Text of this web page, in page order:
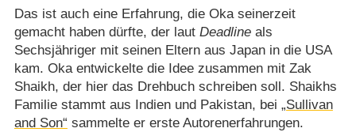
Das ist auch eine Erfahrung, die Oka seinerzeit
gemacht haben dürfte, der laut Deadlineals
Sechsjähriger mit seinen Eltern aus Japan in die USA
kam. Oka entwickelte die Idee zusammen mit Zak
Shaikh, der hier das Drehbuch schreiben soll. Shaikhs
Familie stammt aus Indien und Pakistan, bei „Sullivan
and Son“ sammelte er erste Autorenerfahrungen.